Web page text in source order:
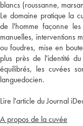
blancs (roussanne,
Le domaine pratique la
de l'homme façonne
manuelles, interventions
ou foudres, mise en
plus près de l'identité
équilibrés, les cuvées
languedocien.
Lire l'article du Journal
A propos de la cuvée